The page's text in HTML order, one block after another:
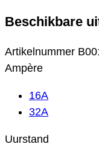
Beschikbare
Artikelnummer
Ampère
16A
32A
Uurstand